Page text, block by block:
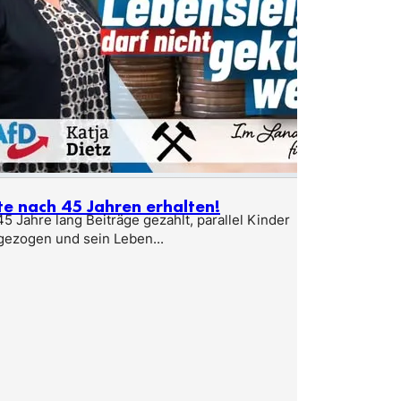
nach 45 Jahren erhalten!
Jahre lang Beiträge gezahlt, parallel Kinder
und sein Leben...